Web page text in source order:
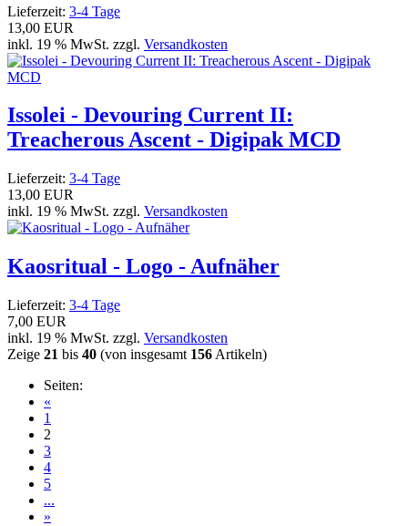
Lieferzeit: 3-4 Tage
13,00 EUR
inkl. 19 % MwSt. zzgl. Versandkosten
Issolei - Devouring Current II:
Treacherous Ascent - Digipak MCD
Lieferzeit: 3-4 Tage
13,00 EUR
inkl. 19 % MwSt. zzgl. Versandkosten
Kaosritual - Logo - Aufnäher
Lieferzeit: 3-4 Tage
7,00 EUR
inkl. 19 % MwSt. zzgl. Versandkosten
Zeige 21 bis 40 (von insgesamt 156 Artikeln)
Seiten:
«
1
2
3
4
5
...
»